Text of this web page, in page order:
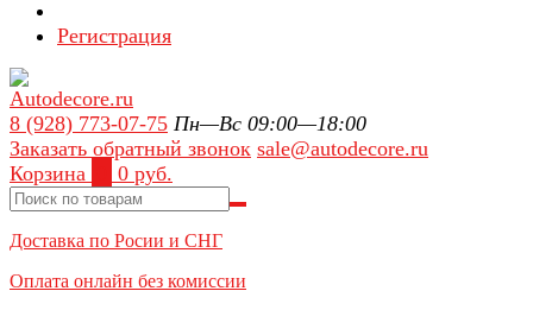
Регистрация
8 (928) 773-07-75 Пн—Вс 09:00—18:00
Заказать обратный звонок sale@autodecore.ru
Корзина
0 руб.
Доставка по Росии и СНГ
Оплата онлайн без комиссии